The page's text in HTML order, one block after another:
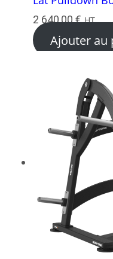
2 640,00€ HT
Ajouter au